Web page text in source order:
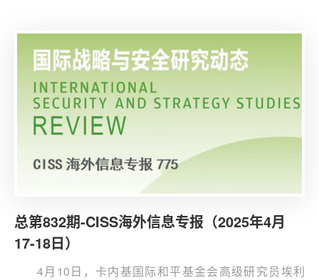
进入质变阶段。
总第832期-CISS海外信息专报（2025年4月
17-18日）
4月10日，卡内基国际和平基金会高级研究员埃利